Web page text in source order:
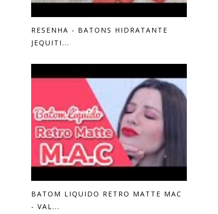
RESENHA - BATONS HIDRATANTE
JEQUITI...
BATOM LIQUIDO RETRO MATTE MAC
- VAL...